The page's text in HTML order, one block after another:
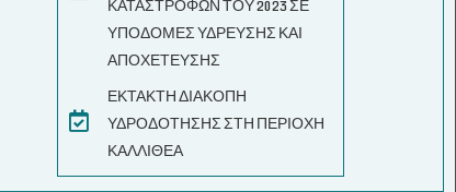
ΚΑΤΑΣΤΡΟΦΩΝ ΤΟΥ 2023 ΣΕ
ΥΠΟΔΟΜΕΣ ΥΔΡΕΥΣΗΣ ΚΑΙ
ΑΠΟΧΕΤΕΥΣΗΣ
ΕΚΤΑΚΤΗ ΔΙΑΚΟΠΗ
ΥΔΡΟΔΟΤΗΣΗΣ ΣΤΗ ΠΕΡΙΟΧΗ
ΚΑΛΛΙΘΕΑ